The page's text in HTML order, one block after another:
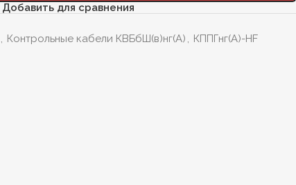
Добавить для сравнения
, Контрольные кабели КВБбШ(в)нг(А) , КППГнг(А)-HF